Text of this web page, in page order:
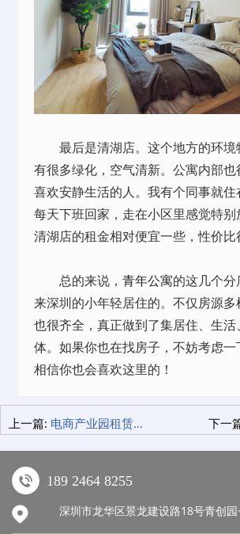
最后是清湖店。这个地方的环境
有很多绿化，空气清新。公寓内部
喜欢安静生活的人。我有个同事就
每天下班回家，走在小区里感觉特别
清湖店的租金相对便宜一些，性价比
总的来说，青年公寓的这几个
来深圳的小年轻居住的。不仅房源
也很齐全，真正做到了集居住、生活
体。如果你也在找房子，不妨考虑一
相信你也会喜欢这里的！
上一篇: 电商产业园租赁新趋势：选对地方，让你的电商事业飞速发展！ 下一
189 2464 8255
深圳市龙华区景龙建设路18号青创